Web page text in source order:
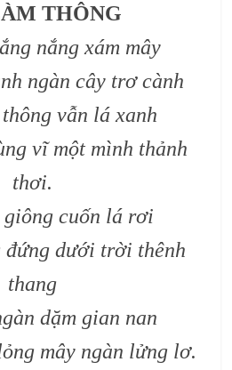
THÔNG
nắng xám mây
ngàn cây trơ cành
vẫn lá xanh
vĩ một mình thảnh
thơi.
giông cuốn lá rơi
đứng dưới trời thênh
thang
dặm gian nan
mây ngàn lửng lơ.